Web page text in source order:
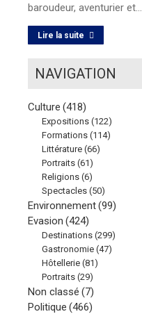
baroudeur, aventurier et…
Lire la suite
NAVIGATION
Culture (418)
Expositions (122)
Formations (114)
Littérature (66)
Portraits (61)
Religions (6)
Spectacles (50)
Environnement(99)
Evasion (424)
Destinations (299)
Gastronomie (47)
Hôtellerie (81)
Portraits (29)
Non classé (7)
Politique (466)